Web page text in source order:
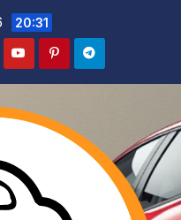
öffnen
20:31